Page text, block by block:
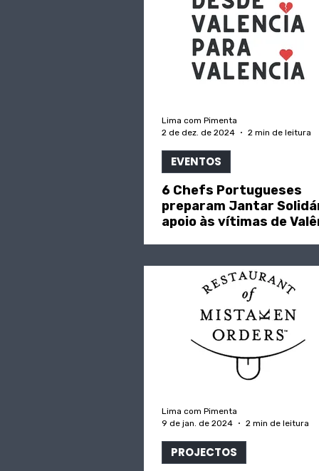
Lima com Pimenta
2 de dez. de 2024
2 min de leitura
EVENTOS
6 Chefs Portugueses
preparam Jantar
apoio às vítimas de
Lima com Pimenta
9 de jan. de 2024
2 min de leitura
PROJECTOS